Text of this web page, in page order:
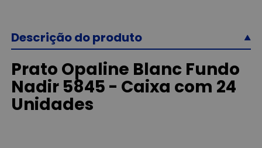
Descrição do produto
Prato Opaline Blanc Fundo
Nadir 5845 - Caixa com 24
Unidades